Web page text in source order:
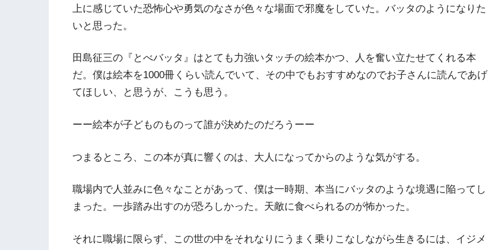
上に感じていた恐怖心や勇気のなさが色々な場面で邪魔をしていた。バッタのようになりた
いと思った。
田島征三の『とべバッタ』はとても力強いタッチの絵本かつ、人を奮い立たせてくれる本
だ。僕は絵本を1000冊くらい読んでいて、その中でもおすすめなのでお子さんに読んであげ
てほしい、と思うが、こうも思う。
ーー絵本が子どものものって誰が決めたのだろうーー
つまるところ、この本が真に響くのは、大人になってからのような気がする。
職場内で人並みに色々なことがあって、僕は一時期、本当にバッタのような境遇に陥ってし
まった。一歩踏み出すのが恐ろしかった。天敵に食べられるのが怖かった。
それに職場に限らず、この世の中をそれなりにうまく乗りこなしながら生きるには、イジメ